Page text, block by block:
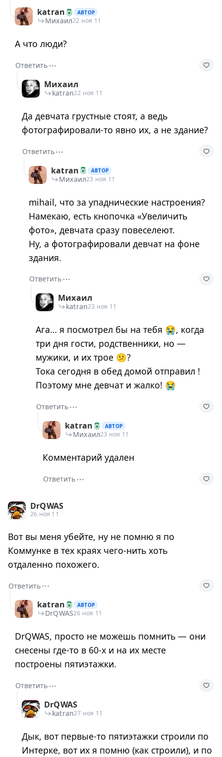
katran АВТОР
Михаил22 ноя 11
А что люди?
Ответить⋯
Михаил
katran22 ноя 11
Да девчата грустные стоят, а ведь
фотографировали-то явно их, а не здание?
Ответить⋯
katran
АВТОР
Михаил23 ноя 11
mihail, что за упаднические настроения?
Намекаю, есть кнопочка «Увеличить
фото», девчата сразу повеселеют.
Ну, а фотографировали девчат на фоне
здания.
Ответить⋯
Михаил
katran23 ноя 11
Ага… я посмотрел бы на тебя 😭, когда
три дня гости, родственники, но —
мужики, и их трое 😕?
Тока сегодня в обед домой отправил !
Поэтому мне девчат и жалко! 😭
Ответить⋯
katran
АВТОР
Михаил23 ноя 11
Комментарий удален
Ответить⋯
DrQWAS
26 ноя 11
Вот вы меня убейте, ну не помню я по
Коммунке в тех краях чего-нить хоть
отдаленно похожего.
Ответить⋯
katran
АВТОР
DrQWAS26 ноя 11
DrQWAS, просто не можешь помнить — они
снесены где-то в 60-х и на их месте
построены пятиэтажки.
Ответить⋯
DrQWAS
katran27 ноя 11
Дык, вот первые-то пятиэтажки строили по
Интерке, вот их я помню (как строили), и по